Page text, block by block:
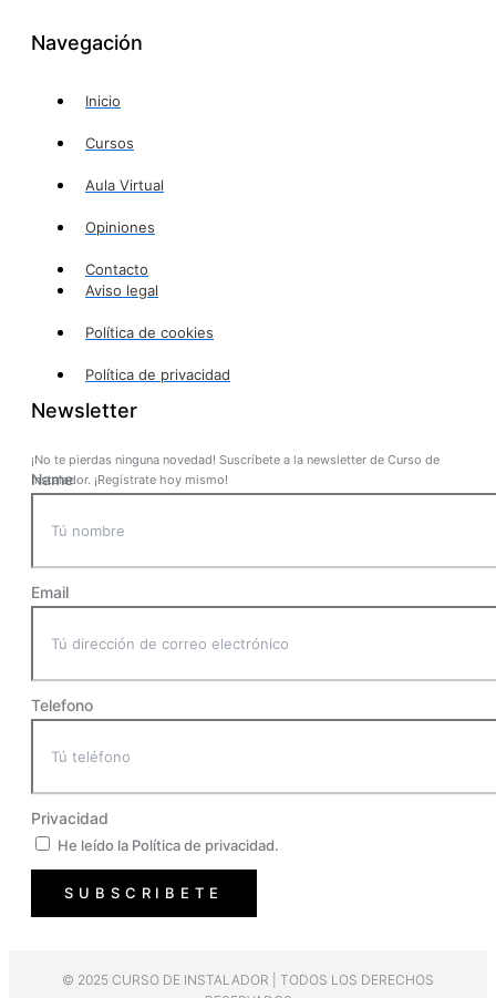
Navegación
Inicio
Cursos
Aula Virtual
Opiniones
Contacto
Aviso legal
Política de cookies
Política de privacidad
Newsletter
¡No te pierdas ninguna novedad! Suscríbete a la newsletter de Curso de
Instalador. ¡Regístrate hoy mismo!
Name
Email
Telefono
Privacidad
He leído la Política de privacidad.
SUBSCRIBETE
© 2025 CURSO DE INSTALADOR | TODOS LOS DERECHOS